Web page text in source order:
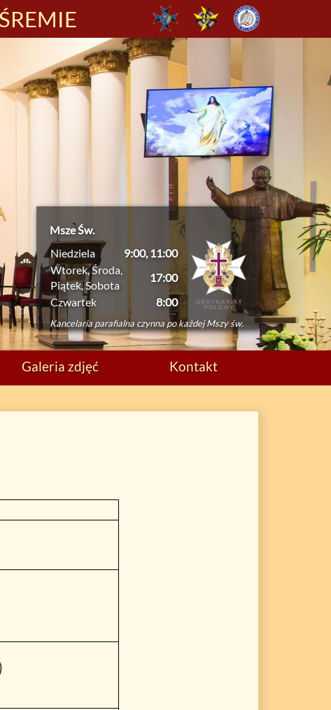
Msze Św.
Niedziela
9:00, 11:00
Wtorek, Środa,
Piątek, Sobota
17:00
Czwartek
8:00
Kancelaria parafialna czynna po każdej Mszy św.
Galeria zdjęć Kontakt